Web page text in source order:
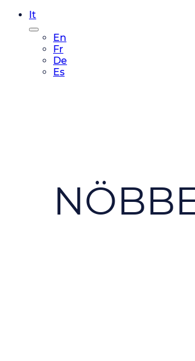
It
En
Fr
De
Es